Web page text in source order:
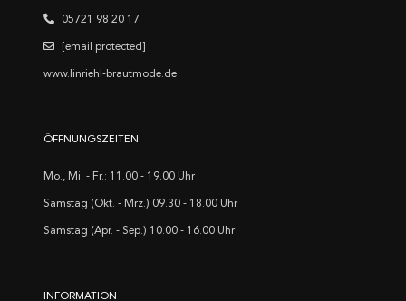
05721 98 20 17
[email protected]
www.linriehl-brautmode.de
ÖFFNUNGSZEITEN
Mo., Mi. - Fr.: 11.00 - 19.00 Uhr
Samstag (Okt. - Mrz.) 09.30 - 18.00 Uhr
Samstag (Apr. - Sep.) 10.00 - 16.00 Uhr
INFORMATION